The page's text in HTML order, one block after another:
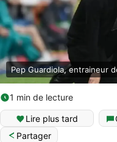
Pep Guardiola, entraineur
1 min de lecture
Lire plus tard
Partager